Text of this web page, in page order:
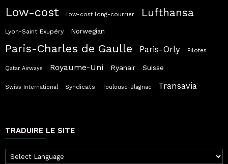
Low-cost low-cost long-courrier Lufthansa
Lyon-Saint Exupéry Norwegian
Paris-Charles de Gaulle Paris-Orly Pilotes
Qatar Airways Royaume-Uni Ryanair Suisse
Swiss International Syndicats Toulouse-Blagnac Transavia
TRADUIRE LE SITE